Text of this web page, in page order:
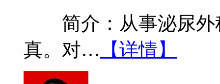
简介：从事泌尿外
真。对… 【详情】